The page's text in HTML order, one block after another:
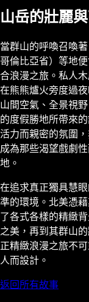
山岳的壯麗
當群山的呼喚召喚
哥倫比亞省）等地
合浪漫之旅。私人
在熊熊爐火旁度過
山間空氣、全景視
的度假勝地所帶來
活力而親密的氛圍
成為那些渴望戲劇
地。
在追求真正獨具慧
準的環境。北美憑
了各式各樣的精緻
之美，再到其群山
正精緻浪漫之旅不
人而設計。
返回所有故事